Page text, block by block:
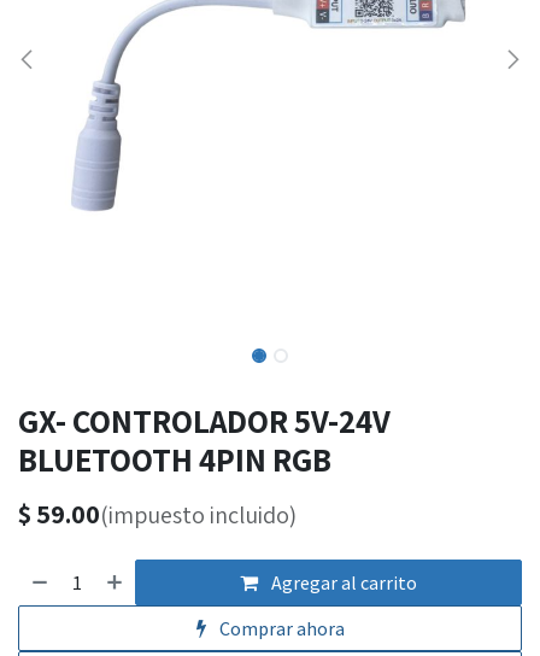
GX- CONTROLADOR 5V-24V
BLUETOOTH 4PIN RGB
$ 59.00(impuesto incluido)
Agregar al carrito
Comprar ahora